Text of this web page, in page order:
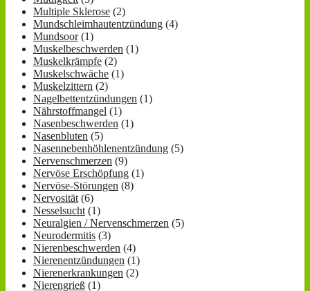
Multiple Sklerose (2)
Mundschleimhautentzündung (4)
Mundsoor(1)
Muskelbeschwerden (1)
Muskelkrämpfe (2)
Muskelschwäche (1)
Muskelzittern (2)
Nagelbettentzündungen (1)
Nährstoffmangel (1)
Nasenbeschwerden (1)
Nasenbluten (5)
Nasennebenhöhlenentzündung (5)
Nervenschmerzen (9)
Nervöse Erschöpfung (1)
Nervöse-Störungen (8)
Nervosität (6)
Nesselsucht (1)
Neuralgien / Nervenschmerzen (5)
Neurodermitis (3)
Nierenbeschwerden (4)
Nierenentzündungen (1)
Nierenerkrankungen (2)
Nierengrieß (1)